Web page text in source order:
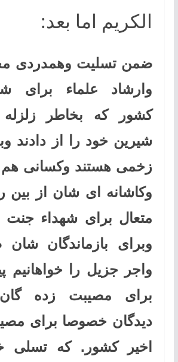
الکریم اما بعد:
ضمن تسلیت وهمدردی
وارشاد علماء برای
کشور که بخاطر
شیرین خود را از دادند
زخمی هستند وکسانی هم
وکاشانه ای شان از بین
متعال برای شهداء جنت
وبرای بازماندگان
واجر جزیل را خواهانیم
برای مصیبت زده
دیدگان خصوصا برای
اخیر کشور.که تسلی